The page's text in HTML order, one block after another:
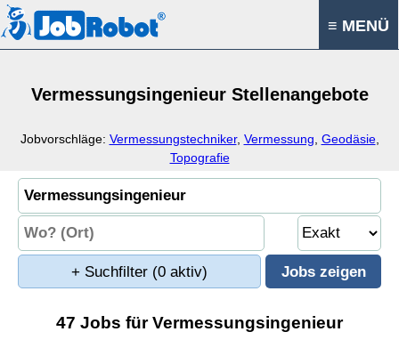
≡ MENÜ
Vermessungsingenieur Stellenangebote
Jobvorschläge: Vermessungstechniker, Vermessung Geodäsie,
Topografie
+ Suchfilter (0 aktiv)
47 Jobs für Vermessungsingenieur